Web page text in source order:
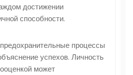
достижении
способности.
процессы
успехов. Личность
может